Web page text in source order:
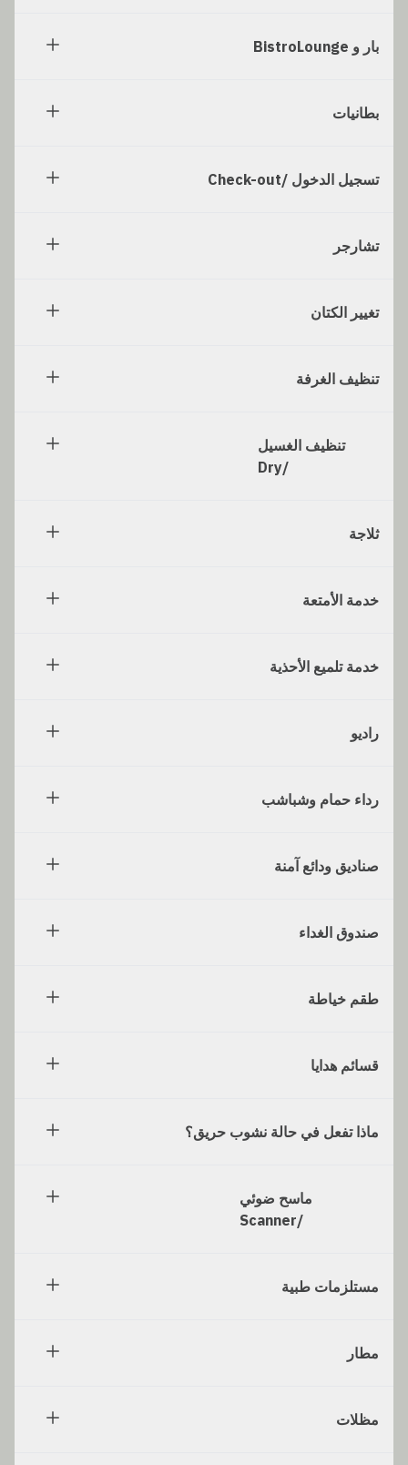
بار و BistroLounge
بطانيات
تسجيل الدخول /Check-out
تشارجر
تغيير الكتان
تنظيف الغرفة
تنظيف الغسيل
/Dry
ثلاجة
خدمة الأمتعة
خدمة تلميع الأحذية
راديو
رداء حمام وشباشب
صناديق ودائع آمنة
صندوق الغداء
طقم خياطة
قسائم هدايا
ماذا تفعل في حالة نشوب حريق؟
ماسح ضوئي
/Scanner
مستلزمات طبية
مطار
مظلات